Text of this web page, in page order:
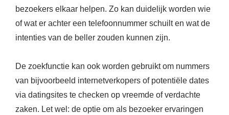
bezoekers elkaar helpen. Zo kan duidelijk worden wie
of wat er achter een telefoonnummer schuilt en wat de
intenties van de beller zouden kunnen zijn.
De zoekfunctie kan ook worden gebruikt om nummers
van bijvoorbeeld internetverkopers of potentiële dates
via datingsites te checken op vreemde of verdachte
zaken. Let wel: de optie om als bezoeker ervaringen